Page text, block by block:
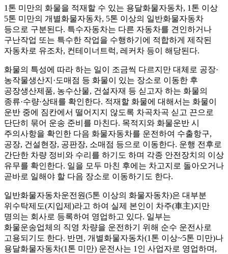
1톤 미만의 화물을 적재할 수 있는 용달화물자동차, 1톤 이상
5톤 미만의 개별화물자동차, 5톤 이상의 일반화물자동차
등으로 구분된다. 특수자동차는 다른 자동차를 견인하거나
구난작업 또는 특수한 작업을 수행하기에 적합하게 제작된
자동차로 유조차, 컨테이너트럭, 레커차 등이 해당된다.
화물의 특성에 따라 하는 일이 조금씩 다르지만 대체로 공장·
농작물생산지·도매점 등 화물이 있는 장소로 이동한 후
공장생산제품, 농수산물, 건설자재 등 싣고자 하는 화물의
종류·수량·상태를 확인한다. 적재할 화물에 대해서는 화물이
운반 중에 짐칸에서 떨어지지 않도록 차곡차곡 싣고 끈으로
단단히 묶어 운송 준비를 마친다. 목적지와 화물운반 시
주의사항을 확인한 다음 화물자동차를 운전하여 수출항구,
공장, 건설현장, 공판장, 소매점 등으로 이동한다. 운행 전후로
간단한 차량 정비와 수리를 하기도 하며 각종 안전장치의 이상
유무를 확인한다. 일을 모두 마친 후에는 차고지로 돌아오거나
곧바로 일해야 할 다음 장소로 이동하기도 한다.
일반화물자동차운전원(5톤 이상의 화물자동차)은 대부분
위수탁제도(지입제)라고 하여 실제 본인이 차주(車主)지만
명의는 회사로 등록하여 영업하고 있다. 일부는
화물운송업체의 직영 차량을 운전하기 위해 순수 운전사로
고용되기도 한다. 반면, 개별화물자동차(1톤 이상~5톤 미만)나
용달화물자동차(1톤 미만) 운전사는 1인 사업자로 영업하며,